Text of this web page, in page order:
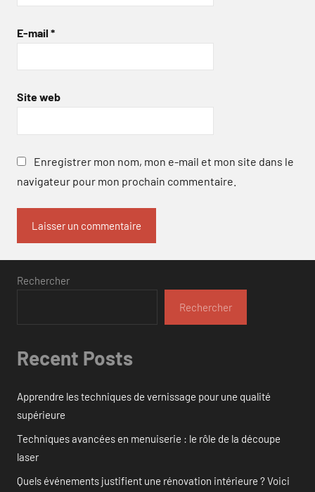
E-mail *
Site web
Enregistrer mon nom, mon e-mail et mon site dans le
navigateur pour mon prochain commentaire.
Rechercher
Rechercher
Recent Posts
Apprendre les techniques de vernissage pour une qualité
supérieure
Techniques avancées en menuiserie : le rôle de la découpe
laser
Quels événements justifient une rénovation intérieure ? Voici